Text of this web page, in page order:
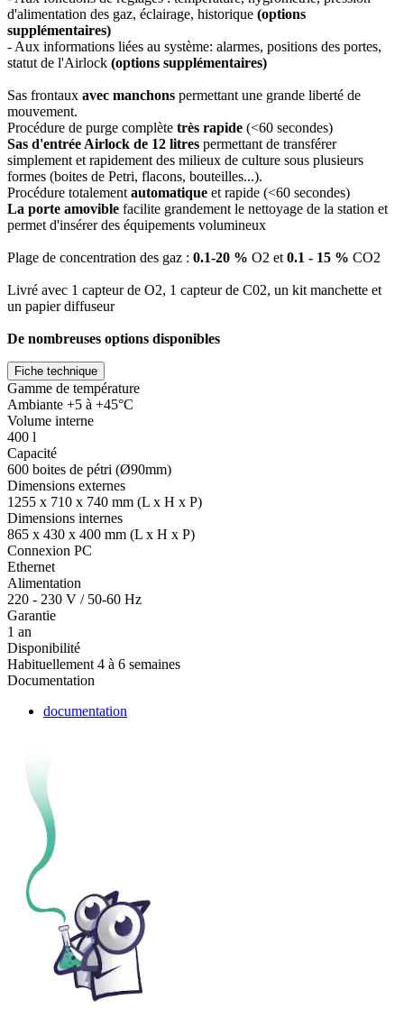
d'alimentation des gaz, éclairage, historique (options
supplémentaires)
- Aux informations liées au système: alarmes, positions des portes,
statut de l'Airlock (options supplémentaires)
Sas frontaux avec manchons permettant une grande liberté de
mouvement.
Procédure de purge complète très rapide (<60 secondes)
Sas d'entrée Airlock de 12 litres permettant de transférer
simplement et rapidement des milieux de culture sous plusieurs
formes (boites de Petri, flacons, bouteilles...).
Procédure totalement automatique et rapide (<60 secondes)
La porte amovible facilite grandement le nettoyage de la station et
permet d'insérer des équipements volumineux
Plage de concentration des gaz : 0.1-20 % O2 et 0.1 - 15 % CO2
Livré avec 1 capteur de O2, 1 capteur de C02, un kit manchette et
un papier diffuseur
De nombreuses options disponibles
Fiche technique
Gamme de température
Ambiante +5 à +45°C
Volume interne
400 l
Capacité
600 boites de pétri (Ø90mm)
Dimensions externes
1255 x 710 x 740 mm (L x H x P)
Dimensions internes
865 x 430 x 400 mm (L x H x P)
Connexion PC
Ethernet
Alimentation
220 - 230 V / 50-60 Hz
Garantie
1 an
Disponibilité
Habituellement 4 à 6 semaines
Documentation
documentation